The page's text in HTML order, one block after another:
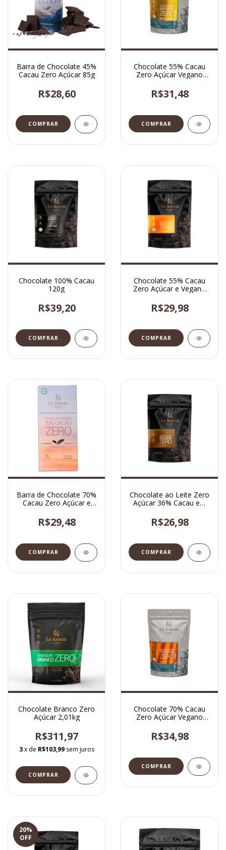
Barra de Chocolate 45%
Cacau Zero Açúcar 85g
R$28,60
Chocolate 55% Cacau
Zero Açúcar Vegano
R$31,48
Chocolate 100% Cacau
120g
R$39,20
Chocolate 55% Cacau
Zero Açúcar e Vegano
R$29,98
Barra de Chocolate 70%
Cacau Zero Açúcar e
R$29,48
Chocolate ao Leite Zero
Açúcar 36% Cacau em
R$26,98
Chocolate Branco Zero
Açúcar 2,01kg
R$311,97
3 x de R$103,99 sem juros
Chocolate 70% Cacau
Zero Açúcar Vegano
R$34,98
20%
OFF